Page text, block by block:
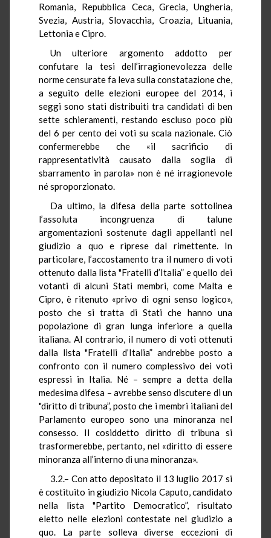
Romania, Repubblica Ceca, Grecia, Ungheria,
Svezia, Austria, Slovacchia, Croazia, Lituania,
Lettonia e Cipro.
Un ulteriore argomento addotto per
confutare la tesi dell’irragionevolezza delle
norme censurate fa leva sulla constatazione che,
a seguito delle elezioni europee del 2014, i
seggi sono stati distribuiti tra candidati di ben
sette schieramenti, restando escluso poco più
del 6 per cento dei voti su scala nazionale. Ciò
confermerebbe che «il sacrificio di
rappresentatività causato dalla soglia di
sbarramento in parola» non è né irragionevole
né sproporzionato.
Da ultimo, la difesa della parte sottolinea
l’assoluta incongruenza di talune
argomentazioni sostenute dagli appellanti nel
giudizio a quo e riprese dal rimettente. In
particolare, l’accostamento tra il numero di voti
ottenuto dalla lista "Fratelli d’Italia” e quello dei
votanti di alcuni Stati membri, come Malta e
Cipro, è ritenuto «privo di ogni senso logico»,
posto che si tratta di Stati che hanno una
popolazione di gran lunga inferiore a quella
italiana. Al contrario, il numero di voti ottenuti
dalla lista "Fratelli d’Italia” andrebbe posto a
confronto con il numero complessivo dei voti
espressi in Italia. Né – sempre a detta della
medesima difesa – avrebbe senso discutere di un
"diritto di tribuna”, posto che i membri italiani del
Parlamento europeo sono una minoranza nel
consesso. Il cosiddetto diritto di tribuna si
trasformerebbe, pertanto, nel «diritto di essere
minoranza all’interno di una minoranza».
3.2.– Con atto depositato il 13 luglio 2017 si
è costituito in giudizio Nicola Caputo, candidato
nella lista "Partito Democratico”, risultato
eletto nelle elezioni contestate nel giudizio a
quo. La parte solleva diverse eccezioni di